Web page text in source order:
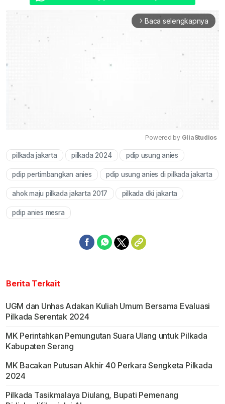
arrow_forward_ios Baca selengkapnya
Mute
Powered by GliaStudios
pilkada jakarta pilkada 2024 pdip usung anies
pdip pertimbangkan anies pdip usung anies di pilkada jakarta
ahok maju pilkada jakarta 2017 pilkada dki jakarta
pdip anies mesra
Berita Terkait
UGM dan Unhas Adakan Kuliah Umum Bersama Evaluasi
Pilkada Serentak 2024
MK Perintahkan Pemungutan Suara Ulang untuk Pilkada
Kabupaten Serang
MK Bacakan Putusan Akhir 40 Perkara Sengketa Pilkada
2024
Pilkada Tasikmalaya Diulang, Bupati Pemenang